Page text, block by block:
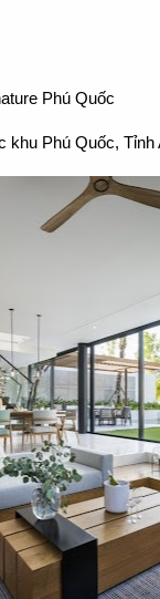
Phú Quốc
Phú Quốc, Tỉnh